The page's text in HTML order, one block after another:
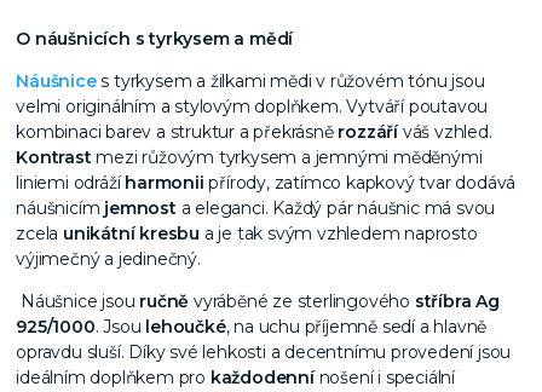
O náušnicích s tyrkysem a mědí
Náušnice s tyrkysem a žilkami mědi v růžovém tónu jsou
velmi originálním a stylovým doplňkem.Vytváří poutavou
kombinaci barev a struktur apřekrásně rozzáříváš vzhled.
Kontrastmezi růžovým tyrkysem a jemnými měděnými
liniemi odrážíharmonii přírody, zatímco kapkový tvar dodává
náušnicím jemnosta eleganci. Každý pár náušnic má svou
zcela unikátní kresbu a je tak svým vzhledem naprosto
výjimečný a jedinečný.
Náušnice jsou ručně vyráběné ze sterlingového stříbra Ag
925/1000. Jsou lehoučké, na uchu příjemně sedí a hlavně
opravdu sluší. Díky své lehkosti a decentnímu provedení jsou
ideálním doplňkem pro každodennínošení i speciální